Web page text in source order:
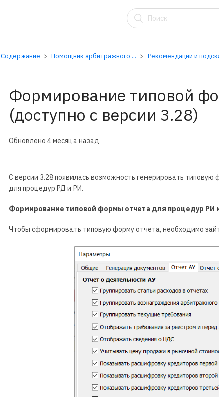
Содержание Помощник арбитражного ... Рекомендации и
Формирование типовой
(доступно с версии 3.28)
Обновлено 4 месяца назад
С версии 3.28 появилась возможность генерировать
для процедур РД и РИ.
Формирование типовой формы отчета для процедур РИ
Чтобы сформировать типовую форму отчета, необходимо